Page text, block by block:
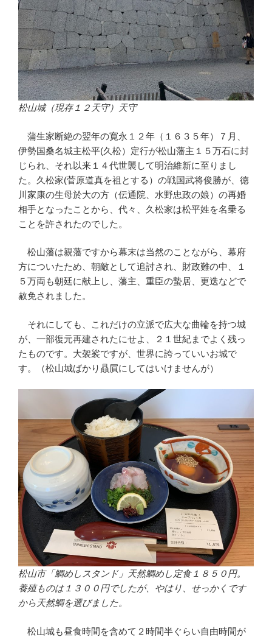
松山城（現存１２天守）天守
蒲生家断絶の翌年の寛永１２年（１６３５年）７月、
伊勢国桑名城主松平(久松）定行が松山藩主１５万石に封
じられ、それ以来１４代世襲して明治維新に至りまし
た。久松家(菅原道真を祖とする）の戦国武将俊勝が、徳
川家康の生母於大の方（伝通院、水野忠政の娘）の再婚
相手となったことから、代々、久松家は松平姓を名乗る
ことを許されたのでした。
松山藩は親藩ですから幕末は当然のことながら、幕府
方についたため、朝敵として追討され、財政難の中、１
５万両も朝廷に献上し、藩主、重臣の蟄居、更迭などで
赦免されました。
それにしても、これだけの立派で広大な曲輪を持つ城
が、一部復元再建されたにせよ、２１世紀までよく残っ
たものです。大袈裟ですが、世界に誇っていいお城で
す。（松山城ばかり贔屓にしてはいけませんが）
松山市「鯛めしスタンド」天然鯛めし定食１８５０円。
養殖ものは１３００円でしたが、やはり、せっかくです
から天然鯛を選びました。
松山城も昼食時間を含めて２時間半ぐらい自由時間が